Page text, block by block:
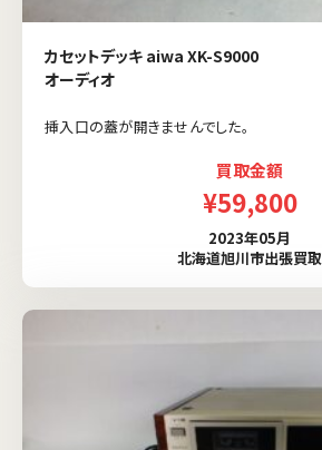
カセットデッキ aiwa XK-S9000
オーディオ
挿入口の蓋が開きませんでした。
買取金額
¥59,800
2023年05月
北海道旭川市出張買取